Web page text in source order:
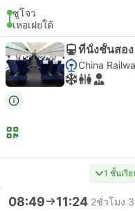
ซูโจว
เหอเฝยใต้
ที่นั่งชั้นสอ
China
1 ชั้นเรี
08:49 11:24 2ชั่วโมง